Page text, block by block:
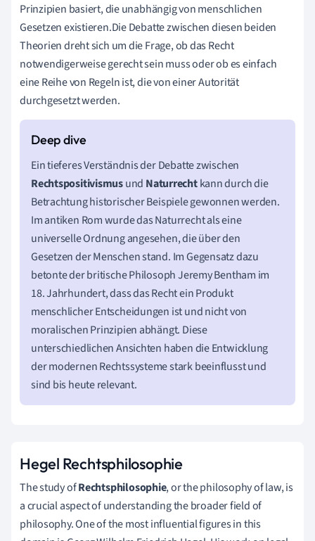
Prinzipien basiert, die unabhängig von menschlichen
Gesetzen existieren.Die Debatte zwischen diesen beiden
Theorien dreht sich um die Frage, ob das Recht
notwendigerweise gerecht sein muss oder ob es einfach
eine Reihe von Regeln ist, die von einer Autorität
durchgesetzt werden.
Ein tieferes Verständnis der Debatte zwischen
Rechtspositivismusund Naturrechtkann durch die
Betrachtung historischer Beispiele gewonnen werden.
Im antiken Rom wurde das Naturrecht als eine
universelle Ordnung angesehen, die über den
Gesetzen der Menschen stand. Im Gegensatz dazu
betonte der britische Philosoph Jeremy Bentham im
18. Jahrhundert, dass das Recht ein Produkt
menschlicher Entscheidungen ist und nicht von
moralischen Prinzipien abhängt. Diese
unterschiedlichen Ansichten haben die Entwicklung
der modernen Rechtssysteme stark beeinflusst und
sind bis heute relevant.
Hegel Rechtsphilosophie
The study ofRechtsphilosophie, or the philosophy of law, is
a crucial aspect of understanding the broader field of
philosophy. One of the most influential figures in this